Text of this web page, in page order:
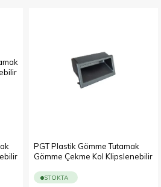
PGT Plastik Gömme Tutamak
Gömme Çekme Kol Klipslenebilir
STOKTA